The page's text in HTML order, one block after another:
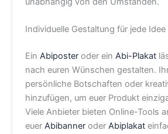
Individuelle Gestaltung für jede Idee
Ein Abiposter oder ein Abi-Plakat
nach euren Wünschen gestalten.
persönliche Botschaften oder
hinzufügen, um euer Produkt
Viele Anbieter bieten Online-Tools
euer Abibanner oder Abiplakat